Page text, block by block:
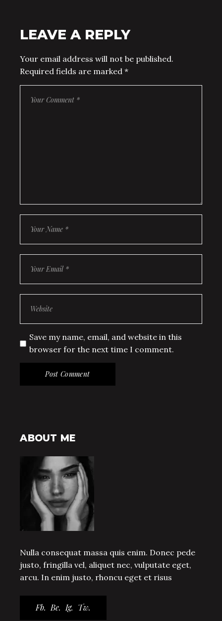
LEAVE A REPLY
Your email address will not be published.
Required fields are marked*
Save my name, email, and website in this
browser for the next time I comment.
Post Comment
ABOUT ME
Nulla consequat massa quis enim. Donec pede
justo, fringilla vel, aliquet nec, vulputate eget,
arcu. In enim justo, rhoncu eget et risus
Fb. Be. Ig. Tw.